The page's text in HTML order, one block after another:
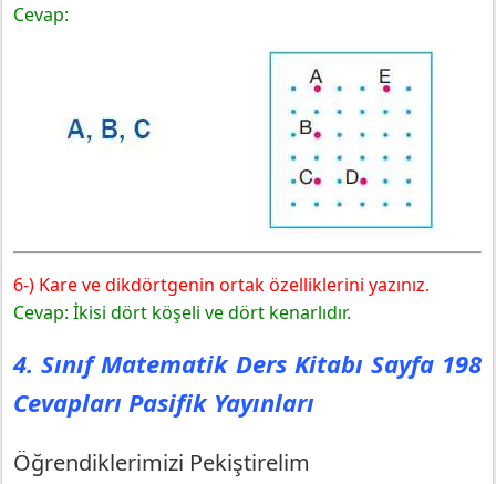
Cevap:
6-) Kare ve dikdörtgenin ortak özelliklerini yazınız.
Cevap: İkisi dört köşeli ve dört kenarlıdır.
4. Sınıf Matematik Ders Kitabı Sayfa 198
Cevapları Pasifik Yayınları
Öğrendiklerimizi Pekiştirelim